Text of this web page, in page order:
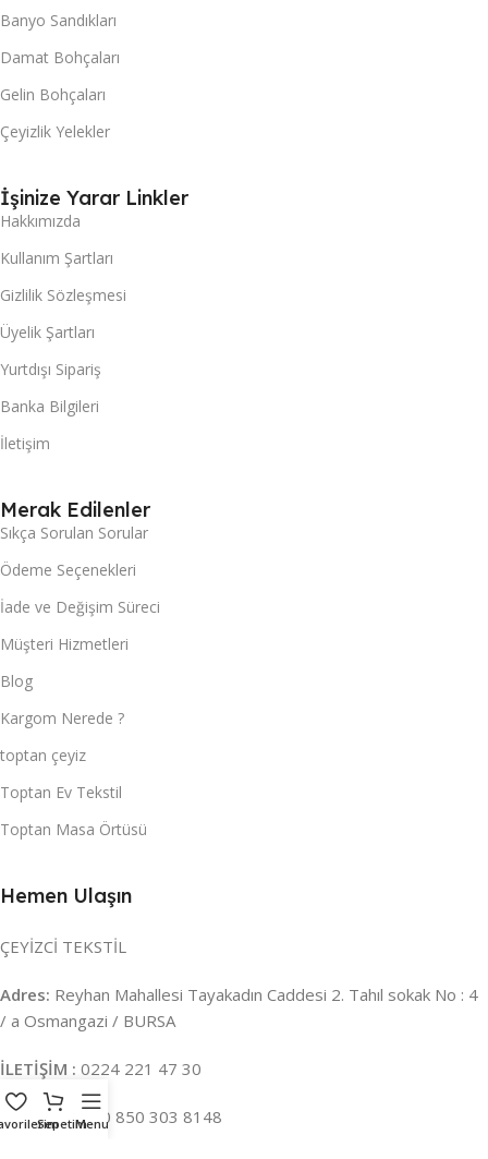
Banyo Sandıkları
Damat Bohçaları
Gelin Bohçaları
Çeyizlik Yelekler
İşinize Yarar Linkler
Hakkımızda
Kullanım Şartları
Gizlilik Sözleşmesi
Üyelik Şartları
Yurtdışı Sipariş
Banka Bilgileri
İletişim
Merak Edilenler
Sıkça Sorulan Sorular
Ödeme Seçenekleri
İade ve Değişim Süreci
Müşteri Hizmetleri
Blog
Kargom Nerede ?
toptan çeyiz
Toptan Ev Tekstil
Toptan Masa Örtüsü
Hemen Ulaşın
ÇEYİZCİ TEKSTİL
Adres: Reyhan Mahallesi Tayakadın Caddesi 2. Tahıl sokak No : 4
/ a Osmangazi / BURSA
İLETİŞİM : 0224 221 47 30
WHATSAPP :0 850 303 8148
SepetimMenu